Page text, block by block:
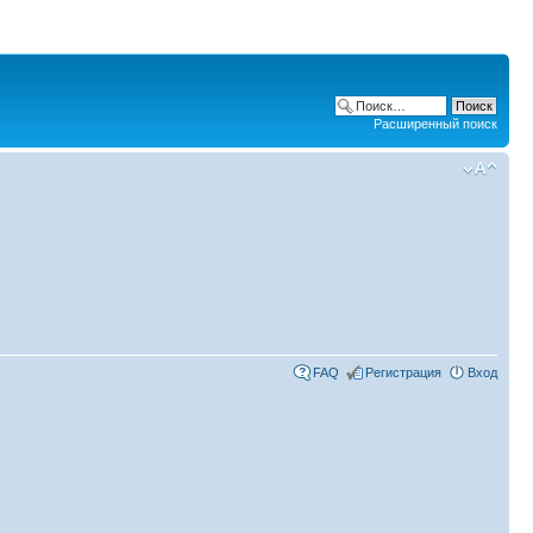
Расширенный поиск
FAQ Регистрация Вход